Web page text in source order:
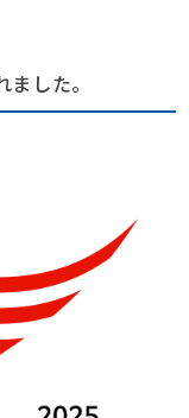
した。